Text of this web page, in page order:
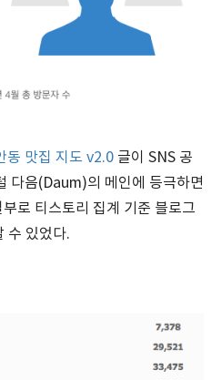
동 맛집 지도 v2.0 글이 SNS 공
다음(Daum)의 메인에 등극하면
로 티스토리 집계 기준 블로그
수 있었다.